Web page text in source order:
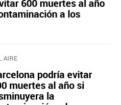
600 muertes al año
a los
AIRE
podría evitar
muertes al año si
la